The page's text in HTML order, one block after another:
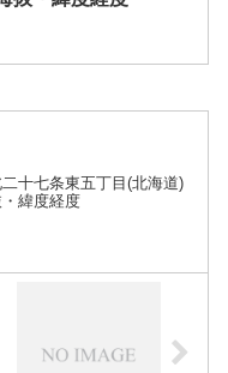
十七条東五丁目(北海道)
緯度経度